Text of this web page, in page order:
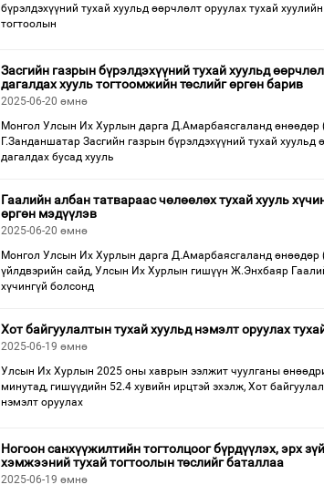
бүрэлдэхүүний тухай хуульд өөрчлөлт оруулах тухай
тогтоолын
Засгийн газрын бүрэлдэхүүний тухай хуульд
дагалдах хууль тогтоомжийн төслийг өргөн барив
2025-06-20 өмнө
Монгол Улсын Их Хурлын дарга Д.Амарбаясгаланд
Г.Занданшатар Засгийн газрын бүрэлдэхүүний тухай хуульд
дагалдах бусад хууль
Гаалийн албан татвараас чөлөөлөх тухай хууль
өргөн мэдүүлэв
2025-06-20 өмнө
Монгол Улсын Их Хурлын дарга Д.Амарбаясгаланд өнөөдөр
үйлдвэрийн сайд, Улсын Их Хурлын гишүүн Ж.Энхбаяр
хүчингүй болсонд
Хот байгуулалтын тухай хуульд нэмэлт оруулах
2025-06-19 өмнө
Улсын Их Хурлын 2025 оны хаврын ээлжит чуулганы
минутад, гишүүдийн 52.4 хувийн ирцтэй эхэлж, Хот
нэмэлт оруулах
Ногоон санхүүжилтийн тогтолцоог бүрдүүлэх, эрх
хэмжээний тухай тогтоолын төслийг баталлаа
2025-06-19 өмнө